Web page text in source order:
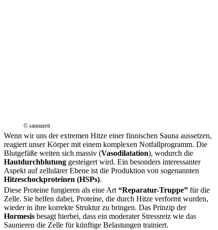
© saunazeit
Wenn wir uns der extremen Hitze einer finnischen Sauna aussetzen,
reagiert unser Körper mit einem komplexen Notfallprogramm. Die
Blutgefäße weiten sich massiv (Vasodilatation), wodurch die
Hautdurchblutung gesteigert wird. Ein besonders interessanter
Aspekt auf zellulärer Ebene ist die Produktion von sogenannten
Hitzeschockproteinen (HSPs).
Diese Proteine fungieren als eine Art “Reparatur-Truppe” für die
Zelle. Sie helfen dabei, Proteine, die durch Hitze verformt wurden,
wieder in ihre korrekte Struktur zu bringen. Das Prinzip der
Hormesis besagt hierbei, dass ein moderater Stressreiz wie das
Saunieren die Zelle für künftige Belastungen trainiert.